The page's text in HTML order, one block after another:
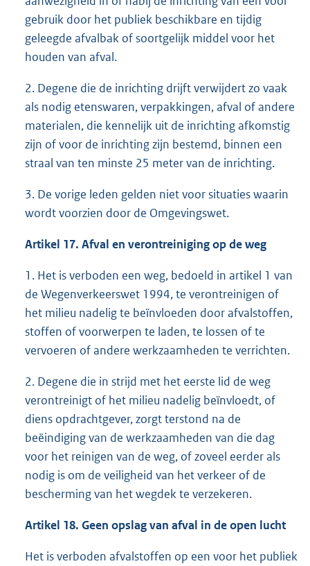
gebruik door het publiek beschikbare en tijdig
geleegde afvalbak of soortgelijk middel voor het
houden van afval.
2. Degene die de inrichting drijft verwijdert zo vaak
als nodig etenswaren, verpakkingen, afval of andere
materialen, die kennelijk uit de inrichting afkomstig
zijn of voor de inrichting zijn bestemd, binnen een
straal van ten minste 25 meter van de inrichting.
3. De vorige leden gelden niet voor situaties waarin
wordt voorzien door de Omgevingswet.
Artikel 17. Afval en verontreiniging op de weg
1. Het is verboden een weg, bedoeld in artikel 1 van
de Wegenverkeerswet 1994, te verontreinigen of
het milieu nadelig te beïnvloeden door afvalstoffen,
stoffen of voorwerpen te laden, te lossen of te
vervoeren of andere werkzaamheden te verrichten.
2. Degene die in strijd met het eerste lid de weg
verontreinigt of het milieu nadelig beïnvloedt, of
diens opdrachtgever, zorgt terstond na de
beëindiging van de werkzaamheden van die dag
voor het reinigen van de weg, of zoveel eerder als
nodig is om de veiligheid van het verkeer of de
bescherming van het wegdek te verzekeren.
Artikel 18. Geen opslag van afval in de open lucht
Het is verboden afvalstoffen op een voor het publiek